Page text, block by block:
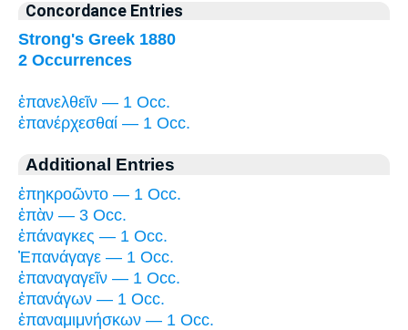
Concordance Entries
Strong's Greek 1880
2 Occurrences
ἐπανελθεῖν — 1 Occ.
ἐπανέρχεσθαί — 1 Occ.
Additional Entries
ἐπηκροῶντο — 1 Occ.
ἐπὰν — 3 Occ.
ἐπάναγκες — 1 Occ.
Ἐπανάγαγε — 1 Occ.
ἐπαναγαγεῖν — 1 Occ.
ἐπανάγων — 1 Occ.
ἐπαναμιμνήσκων — 1 Occ.